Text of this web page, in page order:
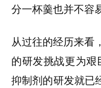
分一杯羹也并不容
从过往的经历来看
的研发挑战更为艰
抑制剂的研发就已